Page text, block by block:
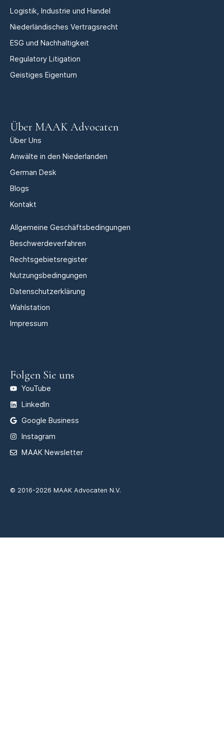
Logistik, Industrie und Handel
Niederländisches Vertragsrecht
ESG und Nachhaltigkeit
Regulatory Litigation
Geistiges Eigentum
Über MAAK Advocaten
Über Uns
Anwälte in den Niederlanden
German Desk
Blogs
Kontakt
Allgemeine Geschäftsbedingungen
Beschwerdeverfahren
Rechtsgebietsregister
Nutzungsbedingungen
Datenschutzerklärung
Wahlstation
Impressum
Folgen Sie uns
YouTube
LinkedIn
Google Business
Instagram
MAAK Newsletter
© 2016-2026 MAAK Advocaten N.V.